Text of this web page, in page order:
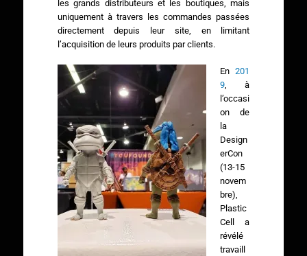
les grands distributeurs et les boutiques, mais
uniquement à travers les commandes passées
directement depuis leur site, en limitant
l’acquisition de leurs produits par clients.
En201
9, à
l’occasi
on de
la
Design
erCon
(13-15
novem
bre),
Plastic
Cell a
révélé
travaill